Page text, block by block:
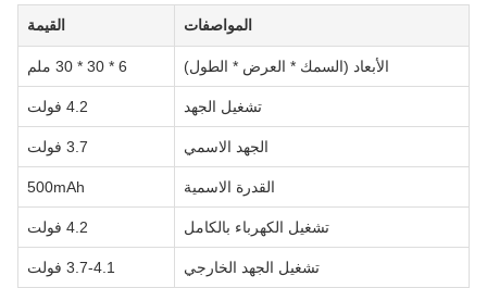
المواصفات القيمة
الأبعاد (السمك * العرض * الطول) 6 * 30 * 30 ملم
تشغيل الجهد 4.2 فولت
الجهد الاسمي 3.7 فولت
القدرة الاسمية 500mAh
تشغيل الكهرباء بالكامل 4.2 فولت
تشغيل الجهد الخارجي 3.7-4.1 فولت